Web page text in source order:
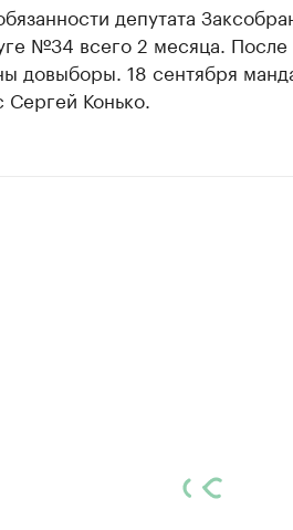
депутата
№34 всего 2 месяца. После
довыборы. 18 сентября
Конько.​